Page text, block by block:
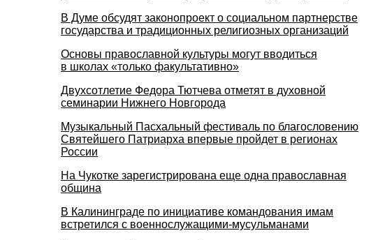
В Думе обсудят законопроект о социальном партнерстве
государства и традиционных религиозных организаций
Основы православной культуры могут вводиться
в школах «только факультативно»
Двухсотлетие Федора Тютчева отметят в духовной
семинарии Нижнего Новгорода
Музыкальный Пасхальный фестиваль по благословению
Святейшего Патриарха впервые пройдет в регионах
России
На Чукотке зарегистрирована еще одна православная
община
В Калининграде по инициативе командования имам
встретился с военнослужащими-мусульманами